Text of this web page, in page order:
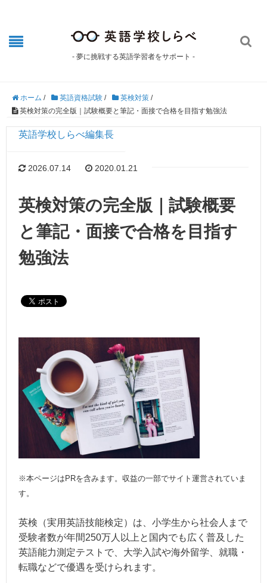
- 夢に挑戦する英語学習者をサポート -

ホーム / 英語資格試験 / 英検対策 /
英検対策の完全版｜試験概要と筆記・面接で合格を目指す勉強法
英語学校しらべ編集長
2026.07.14 2020.01.21
英検対策の完全版｜試験概要
と筆記・面接で合格を目指す
勉強法
※本ページはPRを含みます。収益の一部でサイト運営されていま
す。
英検（実用英語技能検定）は、小学生から社会人まで
受験者数が年間250万人以上と国内でも広く普及した
英語能力測定テストで、大学入試や海外留学、就職・
転職などで優遇を受けられます。